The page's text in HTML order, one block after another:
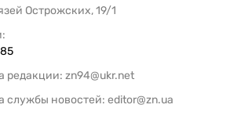
Острожских, 19/1
редакции: zn94@ukr.net
службы новостей: editor@zn.ua